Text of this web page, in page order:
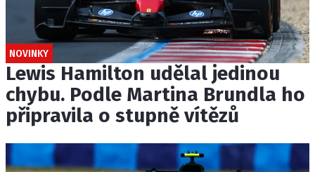
NOVINKY
Lewis Hamilton udělal jedinou
chybu. Podle Martina Brundla ho
připravila o stupně vítězů